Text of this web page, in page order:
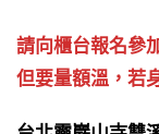
請向櫃台報名參
但要量額溫，若